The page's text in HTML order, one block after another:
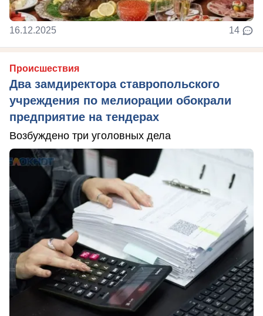
16.12.2025 14
Происшествия
Два замдиректора ставропольского
учреждения по мелиорации обокрали
предприятие на тендерах
Возбуждено три уголовных дела